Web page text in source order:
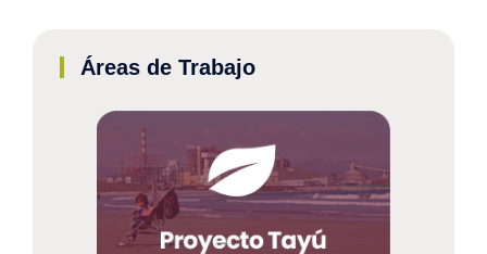
Áreas de Trabajo